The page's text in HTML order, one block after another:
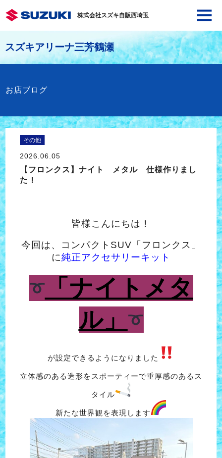
株式会社スズキ自販西埼玉
スズキアリーナ三芳鶴瀬
お店ブログ
その他
2026.06.05
【フロンクス】ナイト メタル 仕様作りまし
た！
皆様こんにちは！
今回は、コンパクトSUV「フロンクス」
に純正アクセサリーキット
「ナイトメタ
ル」
が設定できるようになりました
立体感のある造形をスポーティーで重厚感のあるス
タイル
新たな世界観を表現します